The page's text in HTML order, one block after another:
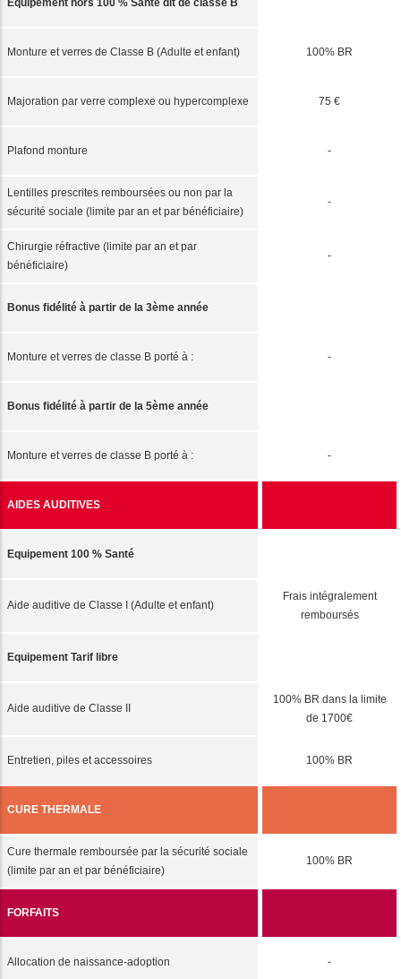
Equipement hors 100 % Santé dit de classe B
Monture et verres de Classe B (Adulte et enfant) 100% BR
Majoration par verre complexe ou hypercomplexe 75 €
Plafond monture -
Lentilles prescrites remboursées ou non par la
sécurité sociale (limite par an et par bénéficiaire)
-
Chirurgie réfractive (limite par an et par
bénéficiaire)
-
Bonus fidélité à partir de la 3ème année
Monture et verres de classe B porté à : -
Bonus fidélité à partir de la 5ème année
Monture et verres de classe B porté à : -
AIDES AUDITIVES
Equipement 100 % Santé
Aide auditive de Classe I (Adulte et enfant)
Frais intégralement
remboursés
Equipement Tarif libre
Aide auditive de Classe II
100% BR dans la limite
de 1700€
Entretien, piles et accessoires 100% BR
CURE THERMALE
Cure thermale remboursée par la sécurité sociale
(limite par an et par bénéficiaire)
100% BR
FORFAITS
Allocation de naissance-adoption -